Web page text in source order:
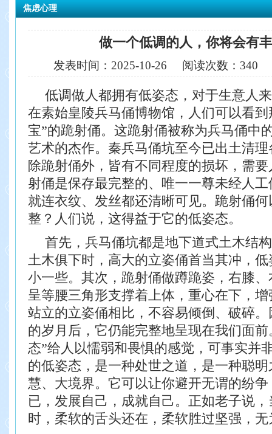
焦虑心理
做一个低调的人，你将会有
发表时间： 2025-10-26 阅读次数： 340
低调做人都拥有低姿态，对于生意人
在素始皇陵兵马俑博物馆，人们可以看
宝”的跪射俑。这跪射俑被称为兵马俑中
艺术的杰作。 秦兵马俑坑至今已出土清
除跪射俑外， 皆有不同程度的损坏，需
射俑是保存最完整的、 唯一一尊未经人
就连衣纹、发丝都还清晰可见。 跪射俑
整？人们说，这得益于它的低姿态。
首先，兵马俑坑都是地下道式土木结
土木俱下时，高大的立姿俑首当其冲，
小一些。其次， 跪射俑做蹲跪姿，右膝
呈等腰三角形支撑着上体，重心在下，
站立的立姿俑相比，不容易倾倒、 破碎。
的岁月后，它仍能完整地呈现在我们面前
态”给人以懦弱和畏惧的感觉，可事实并
的低姿态，是一种处世之道，是一种聪
慧、大境界。它可以让你避开无谓的纷
已， 发展自己，成就自己。正如老子说
时，柔软的舌头还在，柔软胜过坚强，